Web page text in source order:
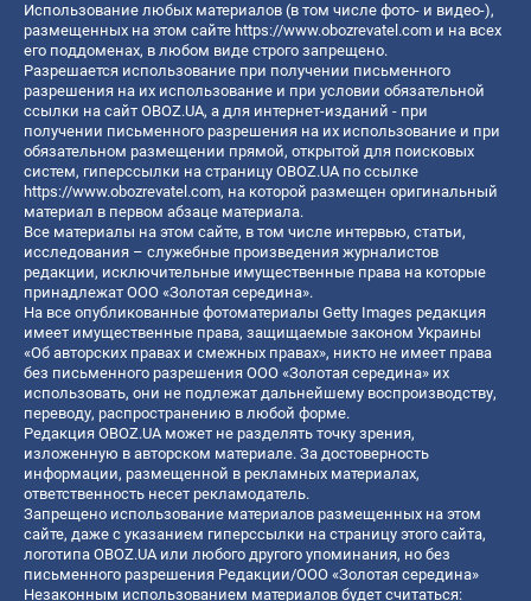
Использование любых материалов (в том числе фото- и видео-),
размещенных на этом сайте https://www.obozrevatel.com и на всех
его поддоменах, в любом виде строго запрещено.
Разрешается использование при получении письменного
разрешения на их использование и при условии обязательной
ссылки на сайт OBOZ.UA, а для интернет-изданий - при
получении письменного разрешения на их использование и при
обязательном размещении прямой, открытой для поисковых
систем, гиперссылки на страницу OBOZ.UA по ссылке
https://www.obozrevatel.com, на которой размещен оригинальный
материал в первом абзаце материала.
Все материалы на этом сайте, в том числе интервью, статьи,
исследования – служебные произведения журналистов
редакции, исключительные имущественные права на которые
принадлежат ООО «Золотая середина».
На все опубликованные фотоматериалы Getty Images редакция
имеет имущественные права, защищаемые законом Украины
«Об авторских правах и смежных правах», никто не имеет права
без письменного разрешения ООО «Золотая середина» их
использовать, они не подлежат дальнейшему воспроизводству,
переводу, распространению в любой форме.
Редакция OBOZ.UA может не разделять точку зрения,
изложенную в авторском материале. За достоверность
информации, размещенной в рекламных материалах,
ответственность несет рекламодатель.
Запрещено использование материалов размещенных на этом
сайте, даже с указанием гиперссылки на страницу этого сайта,
логотипа OBOZ.UA или любого другого упоминания, но без
письменного разрешения Редакции/ООО «Золотая середина»
Незаконным использованием материалов будет считаться: